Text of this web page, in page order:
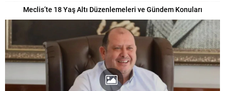
Meclis’te 18 Yaş Altı Düzenlemeleri ve Gündem Konuları